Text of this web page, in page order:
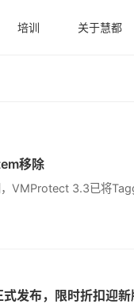
培训 关于慧都
移除
VMProtect 3.3已将
发布，限时折扣迎新